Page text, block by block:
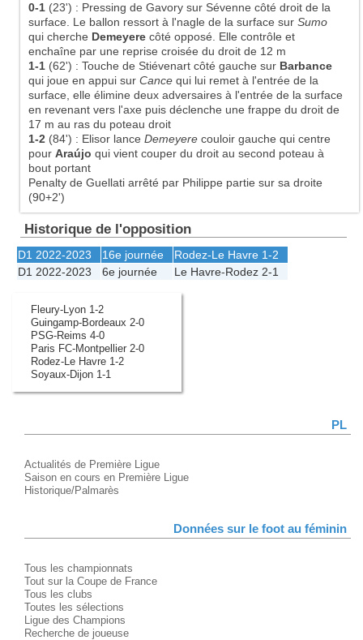
0-1 (23') : Pressing de Gavory sur Sévenne côté droit de la
surface. Le ballon ressort à l'nagle de la surface sur Sumo
qui cherche Demeyere côté opposé. Elle contrôle et
enchaîne par une reprise croisée du droit de 12 m
1-1 (62') : Touche de Stiévenart côté gauche sur Barbance
qui joue en appui sur Cance qui lui remet à l'entrée de la
surface, elle élimine deux adversaires à l'entrée de la surface
en revenant vers l'axe puis déclenche une frappe du droit de
17 m au ras du poteau droit
1-2 (84') : Elisor lance Demeyere couloir gauche qui centre
pour Araújo qui vient couper du droit au second poteau à
bout portant
Penalty de Guellati arrêté par Philippe partie sur sa droite
(90+2')
Historique de l'opposition
D1 2022-2023 16e journée Rodez-Le Havre 1-2
D1 2022-2023
6e journée Le Havre-Rodez 2-1
Fleury-Lyon 1-2
Guingamp-Bordeaux 2-0
PSG-Reims 4-0
Paris FC-Montpellier 2-0
Rodez-Le Havre 1-2
Soyaux-Dijon 1-1
PL
Actualités de Première Ligue
Saison en cours en Première Ligue
Historique/Palmarès
Données sur le foot au féminin
Tous les championnats
Tout sur la Coupe de France
Tous les clubs
Toutes les sélections
Ligue des Champions
Recherche de joueuse